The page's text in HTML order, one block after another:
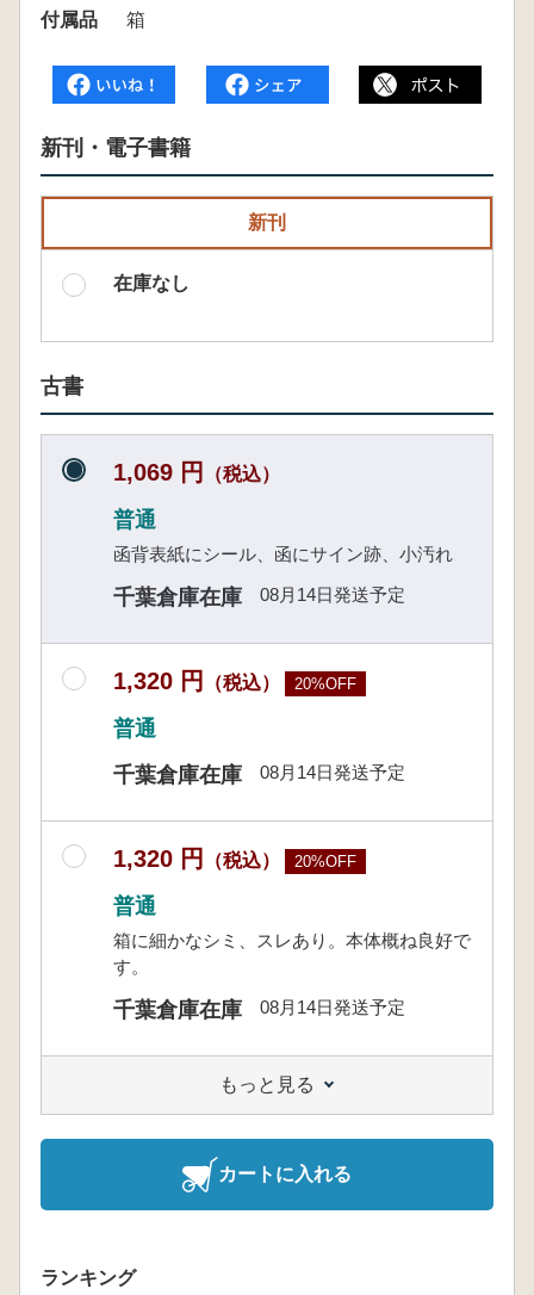
付属品
箱
新刊・電子書籍
新刊
在庫なし
古書
1,069 円 （税込）
普通
函背表紙にシール、函にサイン跡、小汚れ
千葉倉庫在庫 08月14日発送予定
1,320 円 （税込） 20%OFF
普通
千葉倉庫在庫
08月14日発送予定
1,320 円 （税込） 20%OFF
普通
箱に細かなシミ、スレあり。本体概ね良好で
す。
千葉倉庫在庫 08月14日発送予定
もっと見る
カートに入れる
ランキング